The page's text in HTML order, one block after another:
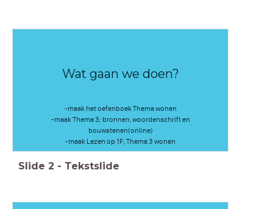
Wat gaan we doen?
-maak het oefenboek Thema wonen
-maak Thema 3; bronnen, woordenschrift en
bouwstenen(online)
-maak Lezen op 1F; Thema 3 wonen
Slide 2 - Tekstslide